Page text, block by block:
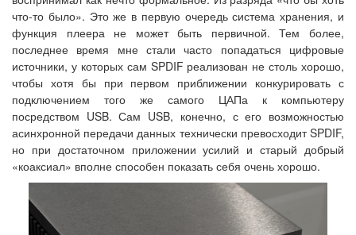
что-то было». Это же в первую очередь система хранения, и
функция плеера не может быть первичной. Тем более,
последнее время мне стали часто попадаться цифровые
источники, у которых сам SPDIF реализован не столь хорошо,
чтобы хотя бы при первом приближении конкурировать с
подключением того же самого ЦАПа к компьютеру
посредством USB. Сам USB, конечно, с его возможностью
асинхронной передачи данных технически превосходит SPDIF,
но при достаточном приложении усилий и старый добрый
«коаксиал» вполне способен показать себя очень хорошо.